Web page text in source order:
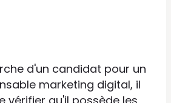
d'un candidat pour un
marketing digital, il